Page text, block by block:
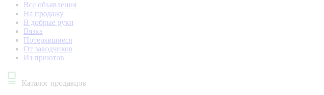
Все объявления
На продажу
В добрые руки
Вязка
Потерявшиеся
От заводчиков
Из приютов
Каталог продавцов